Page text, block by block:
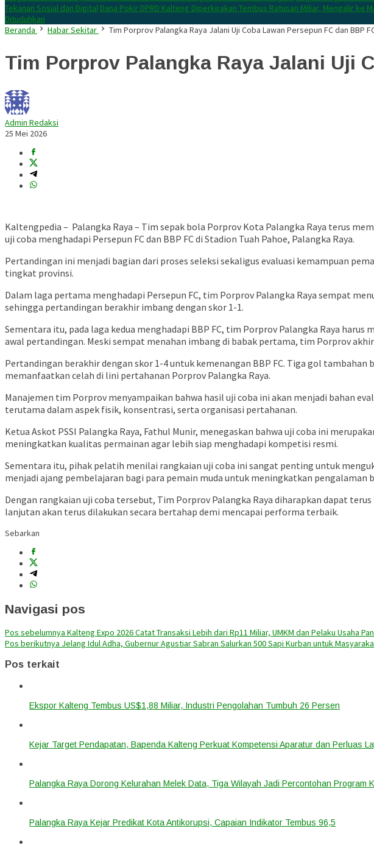
Tekanan Sosial dan Digital Dana Pokir DPRD Kalteng Diperkirakan Tembus Ratusan Miliar, Mengalir ke
Dituduhkan
Beranda
Habar Sekitar Tim Porprov Palangka Raya Jalani Uji Coba Lawan Persepun FC dan BBP
Tim Porprov Palangka Raya Jalani Uji
Admin Redaksi
25 Mei 2026
Kaltengpedia – Palangka Raya – Tim sepak bola Porprov Kota Palangka Raya terus
uji coba menghadapi Persepun FC dan BBP FC di Stadion Tuah Pahoe, Palangka Raya.
Pertandingan ini menjadi bagian dari proses seleksi sekaligus evaluasi kemampuan
tingkat provinsi.
Dalam laga pertama menghadapi Persepun FC, tim Porprov Palangka Raya sempat
sehingga pertandingan berakhir imbang dengan skor 1-1.
Sementara itu, pada laga kedua menghadapi BBP FC, tim Porprov Palangka Raya
awal pertandingan. Meski sempat menahan imbang di babak pertama, tim Porprov
Pertandingan berakhir dengan skor 1-4 untuk kemenangan BBP FC. Tiga gol
memanfaatkan celah di lini pertahanan Porprov Palangka Raya.
Manajemen tim Porprov menyampaikan bahwa hasil uji coba ini akan menjadi bahan
terutama dalam aspek fisik, konsentrasi, serta organisasi pertahanan.
Ketua Askot PSSI Palangka Raya, Fathul Munir, menegaskan bahwa uji coba ini
meningkatkan kualitas permainan agar lebih siap menghadapi kompetisi resmi.
Sementara itu, pihak pelatih menilai rangkaian uji coba ini sangat penting untuk
menjadi ajang pembelajaran bagi para pemain muda untuk meningkatkan pengalaman
Dengan rangkaian uji coba tersebut, Tim Porprov Palangka Raya diharapkan dapat
lanjutan akan terus dilakukan secara bertahap demi mencapai performa terbaik.
Sebarkan
Navigasi pos
Pos sebelumnya Kalteng Expo 2026 Catat Transaksi Lebih dari Rp11 Miliar, UMKM dan Pelaku Usaha
Pos berikutnya Jelang Idul Adha, Gubernur Agustiar Sabran Salurkan 500 Sapi Kurban untuk
Pos terkait
Ekspor Kalteng Tembus US$1,88 Miliar, Industri Pengolahan Tumbuh 26 Persen
Kejar Target Pendapatan, Bapenda Kalteng Perkuat Kompetensi Aparatur dan Perluas
Palangka Raya Dorong Kelurahan Melek Data, Tiga Wilayah Jadi Percontohan Program
Palangka Raya Kejar Predikat Kota Antikorupsi, Capaian Indikator Tembus 96,5